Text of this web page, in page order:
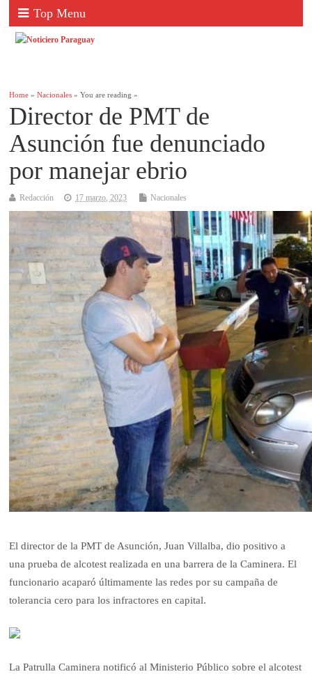
Top Menu
Home »Nacionales » You are reading »
Director de PMT de
Asunción fue denunciado
por manejar ebrio
Redacción 17 marzo, 2023 Nacionales
El director de la PMT de Asunción, Juan Villalba, dio positivo a
una prueba de alcotest realizada en una barrera de la Caminera. El
funcionario acaparó últimamente las redes por su campaña de
tolerancia cero para los infractores en capital.
La Patrulla Caminera notificó al Ministerio Público sobre el alcotest